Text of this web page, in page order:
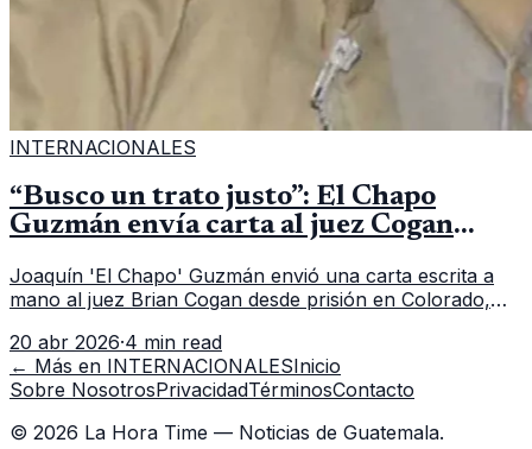
INTERNACIONALES
“Busco un trato justo”: El Chapo
Guzmán envía carta al juez Cogan
Joaquín 'El Chapo' Guzmán envió una carta escrita a
mano al juez Brian Cogan desde prisión en Colorado,
solicitando un trato justo en EE.UU.
20 abr 2026·4 min read
← Más en INTERNACIONALESInicio
Sobre NosotrosPrivacidadTérminosContacto
© 2026 La Hora Time — Noticias de Guatemala.